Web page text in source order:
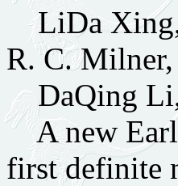
LiDa Xing,
R. C.
DaQing Li,
A new Early
first definite